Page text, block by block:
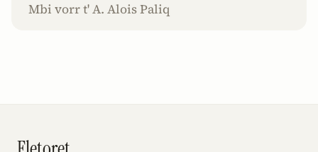
Mbi vorr t' A. Alois Paliq